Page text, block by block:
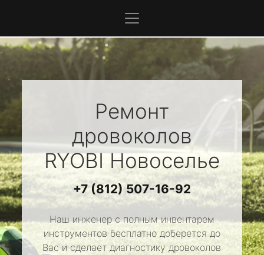
Ремонт
дровоколов
RYOBIНовоселье
+7 (812) 507-16-92
Наш инженер с полным инвентарем
инструментов бесплатно доберется до
Вас и сделает диагностику дровоколов